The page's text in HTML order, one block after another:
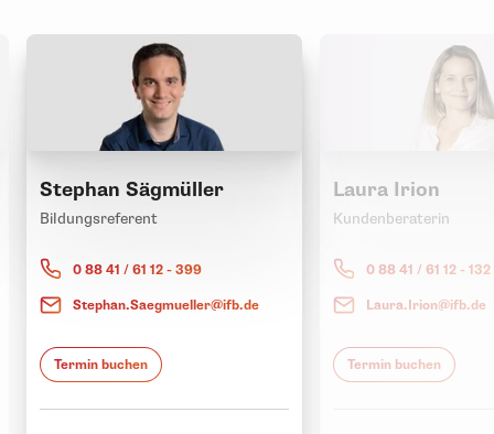
Stephan Sägmüller
Bildungsreferent
0 88 41 / 61 12 - 399
Stephan.Saegmueller@ifb.de
Termin buchen
Laura Irion
Kundenberaterin
0 88 41 / 61 12 - 132
Laura.Irion@ifb.de
Termin buchen